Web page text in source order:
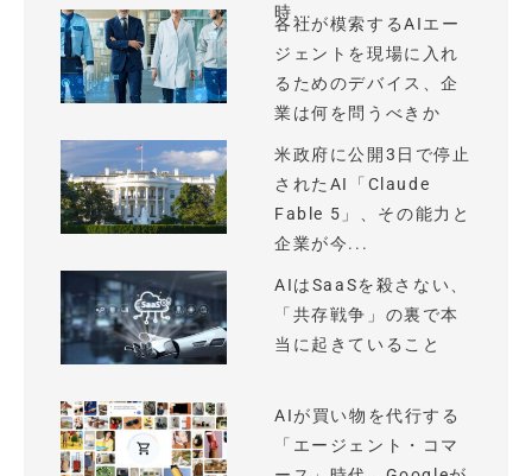
時...
各社が模索するAIエー
ジェントを現場に入れ
るためのデバイス、企
業は何を問うべきか
米政府に公開3日で停止
されたAI「Claude
Fable 5」、その能力と
企業が今...
AIはSaaSを殺さない、
「共存戦争」の裏で本
当に起きていること
AIが買い物を代行する
「エージェント・コマ